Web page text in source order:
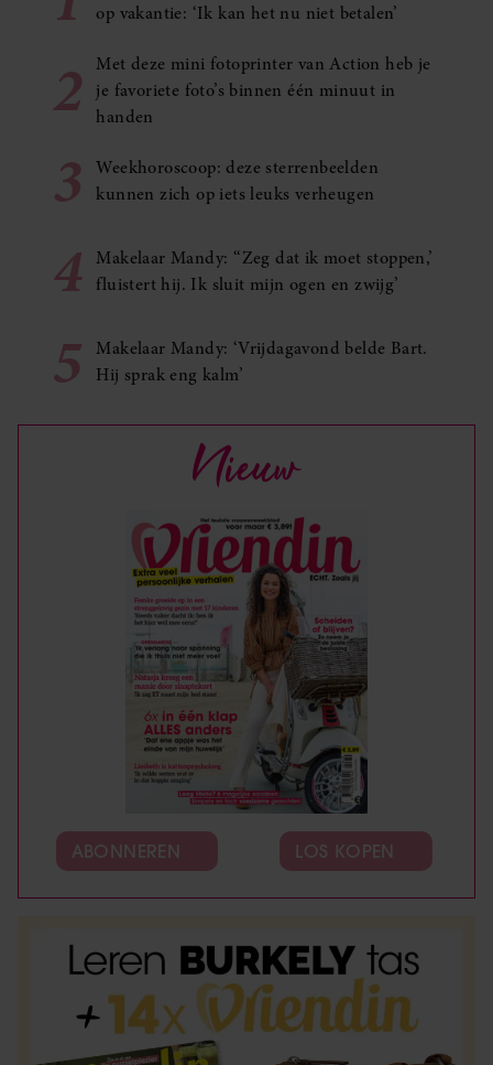
op vakantie: ‘Ik kan het nu niet betalen’
2
Met deze mini fotoprinter van Action heb je
je favoriete foto’s binnen één minuut in
handen
3
Weekhoroscoop: deze sterrenbeelden
kunnen zich op iets leuks verheugen
4
Makelaar Mandy: ‘‘Zeg dat ik moet stoppen,’
fluistert hij. Ik sluit mijn ogen en zwijg’
5
Makelaar Mandy: ‘Vrijdagavond belde Bart.
Hij sprak eng kalm’
Nieuw
ABONNEREN LOS KOPEN